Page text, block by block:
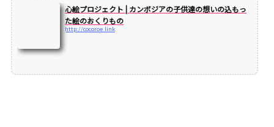
心絵プロジェクト | カンボジアの子供達の想いの込もっ
た絵のおくりもの
http://cocoroe.link